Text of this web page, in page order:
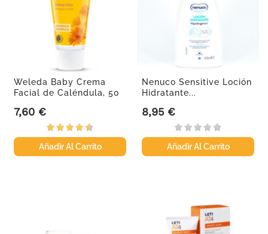
Weleda Baby Crema
Facial de Caléndula, 50
Precio
7,60 €
Añadir Al Carrito
Nenuco Sensitive Loción
Hidratante...
Precio
8,95 €
Añadir Al Carrito